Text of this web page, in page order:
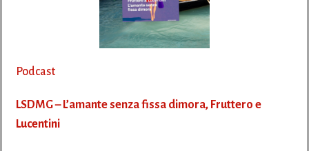
Podcast
LSDMG – L’amante senza fissa dimora, Fruttero e
Lucentini